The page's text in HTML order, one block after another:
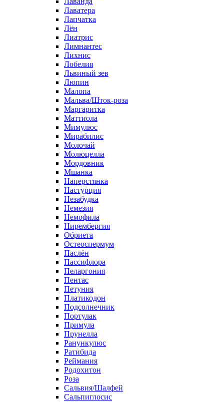
Лаватера
Лапчатка
Лён
Лиатрис
Лимнантес
Лихнис
Лобелия
Львиный зев
Люпин
Малопа
Мальва/Шток-роза
Маргаритка
Маттиола
Мимулюс
Мирабилис
Молочай
Молюцелла
Мордовник
Мшанка
Наперстянка
Настурция
Незабудка
Немезия
Немофила
Нирембергия
Обриета
Остеоспермум
Паслён
Пассифлора
Пеларгония
Пентас
Петуния
Платикодон
Подсолнечник
Портулак
Примула
Прунелла
Ранункулюс
Ратибида
Реймания
Родохитон
Роза
Сальвия/Шалфей
Сальпиглосис